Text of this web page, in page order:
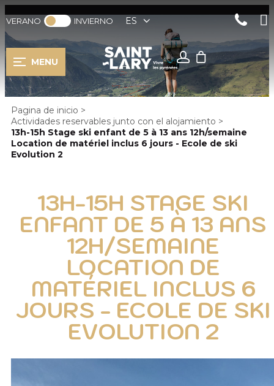
VERANO INVIERNO ES
MENU
Pagina de inicio >
Actividades reservables junto con el alojamiento >
13h-15h Stage ski enfant de 5 à 13 ans 12h/semaine
Location de matériel inclus 6 jours - Ecole de ski
Evolution 2
13H-15H STAGE SKI
ENFANT DE 5 À 13 ANS
12H/SEMAINE
LOCATION DE
MATÉRIEL INCLUS 6
JOURS - ECOLE DE SKI
EVOLUTION 2